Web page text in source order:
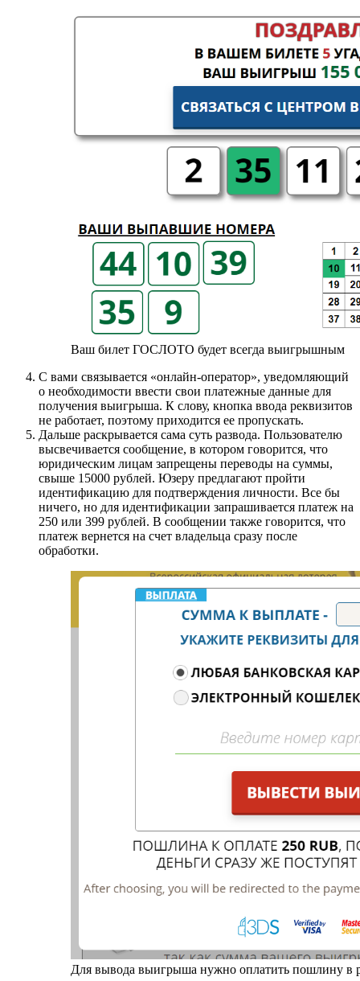
Ваш билет ГОСЛОТО будет всегда выигрышным
С вами связывается «онлайн-оператор», уведомляющий
о необходимости ввести свои платежные данные для
получения выигрыша. К слову, кнопка ввода реквизитов
не работает, поэтому приходится ее пропускать.
Дальше раскрывается сама суть развода. Пользователю
высвечивается сообщение, в котором говорится, что
юридическим лицам запрещены переводы на суммы,
свыше 15000 рублей. Юзеру предлагают пройти
идентификацию для подтверждения личности. Все бы
ничего, но для идентификации запрашивается платеж на
250 или 399 рублей. В сообщении также говорится, что
платеж вернется на счет владельца сразу после
обработки.
Для вывода выигрыша нужно оплатить пошлину в